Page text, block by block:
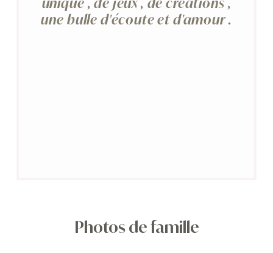
une bulle d'écoute et d'amour .
Photos de famille